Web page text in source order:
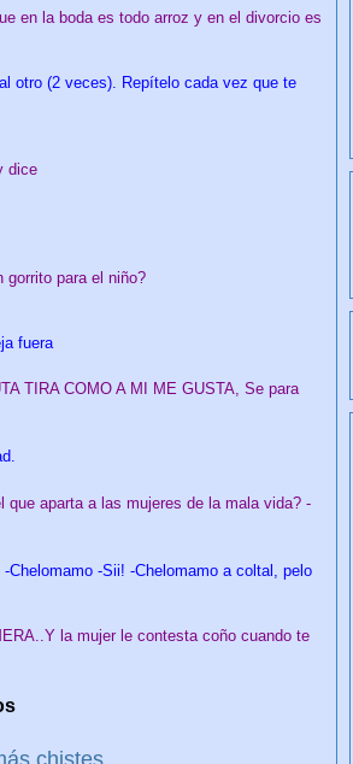
en la boda es todo arroz y en el divorcio es
otro (2 veces). Repítelo cada vez que te
dice
para el niño?
fuera
TIRA COMO A MI ME GUSTA, Se para
aparta a las mujeres de la mala vida? -
-Sii! -Chelomamo a coltal, pelo
la mujer le contesta coño cuando te
chistes
NIETO 6177 días desde